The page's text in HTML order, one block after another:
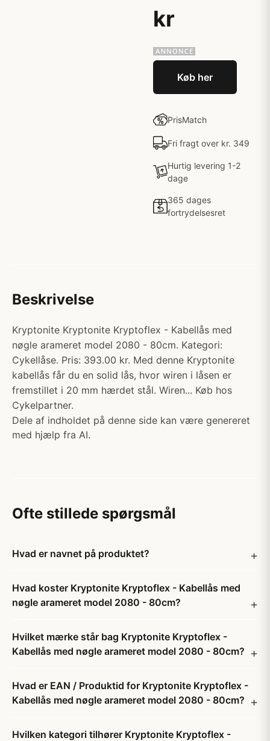
kr
Køb her
PrisMatch
Fri fragt over kr. 349
Hurtig levering 1-2
dage
365 dages
fortrydelsesret
Beskrivelse
Kryptonite Kryptonite Kryptoflex - Kabellås med
nøgle arameret model 2080 - 80cm. Kategori:
Cykellåse. Pris: 393.00 kr. Med denne Kryptonite
kabellås får du en solid lås, hvor wiren i låsen er
fremstillet i 20 mm hærdet stål. Wiren... Køb hos
Cykelpartner.
Dele af indholdet på denne side kan være genereret
med hjælp fra AI.
Ofte stillede spørgsmål
Hvad er navnet på produktet?
Hvad koster Kryptonite Kryptoflex - Kabellås med
nøgle arameret model 2080 - 80cm?
Hvilket mærke står bag Kryptonite Kryptoflex -
Kabellås med nøgle arameret model 2080 - 80cm?
Hvad er EAN / Produktid for Kryptonite Kryptoflex -
Kabellås med nøgle arameret model 2080 - 80cm?
Hvilken kategori tilhører Kryptonite Kryptoflex -